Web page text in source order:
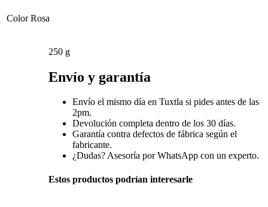
Color Rosa
250 g
Envío y garantía
Envío el mismo día en Tuxtla si pides antes de las
2pm.
Devolución completa dentro de los 30 días.
Garantía contra defectos de fábrica según el
fabricante.
¿Dudas? Asesoría por WhatsApp con un experto.
Estos productos podrían interesarle